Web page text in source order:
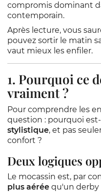
compromis dominant
contemporain.
Après lecture, vous
pouvez sortir le matin
vaut mieux les enfiler.
1. Pourquoi ce
vraiment ?
Pour comprendre les
question : pourquoi
stylistique, et pas
confort ?
Deux logiques
Le mocassin est, par
plus aérée qu'un derby